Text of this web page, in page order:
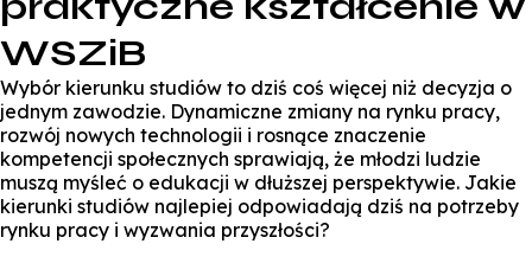
WSZiB
Wybór kierunku studiów to dziś coś więcej niż decyzja o
jednym zawodzie. Dynamiczne zmiany na rynku pracy,
rozwój nowych technologii i rosnące znaczenie
kompetencji społecznych sprawiają, że młodzi ludzie
muszą myśleć o edukacji w dłuższej perspektywie. Jakie
kierunki studiów najlepiej odpowiadają dziś na potrzeby
rynku pracy i wyzwania przyszłości?